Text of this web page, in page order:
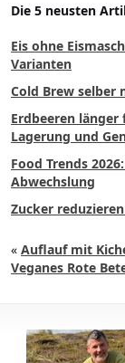
Die 5 neusten
Eis ohne
Varianten
Cold Brew selber
Erdbeeren länger
Lagerung und
Food Trends
Abwechslung
Zucker
« Auflauf mit
Veganes Rote